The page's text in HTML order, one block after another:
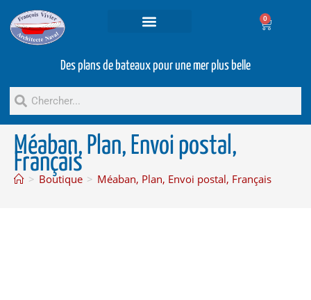
0
Des plans de bateaux pour une mer plus belle
Méaban, Plan, Envoi postal,
Français
> Boutique > Méaban, Plan, Envoi postal, Français